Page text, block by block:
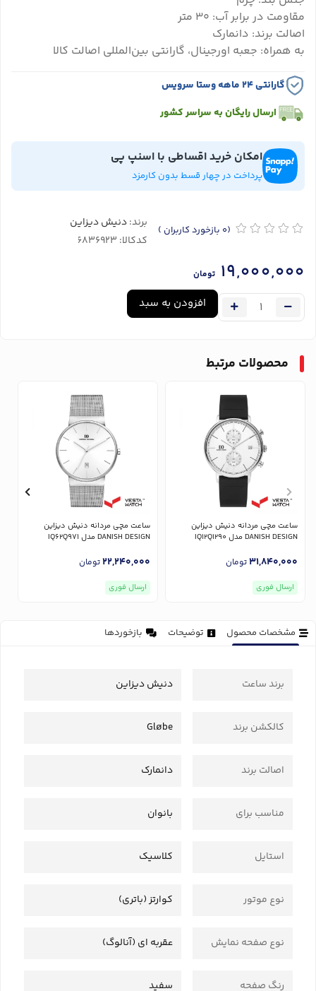
مقاومت در برابر آب: 30 متر
اصالت برند: دانمارک
به همراه: جعبه اورجینال، گارانتی بین‌المللی اصالت کالا
گارانتی ۲۴ ماهه وستا سرویس
ارسال رایگان به سراسر کشور
امکان خرید اقساطی با اسنپ پی
پرداخت در چهار قسط بدون کارمزد
(0 بازخورد کاربران ) برند:دنیش دیزاین
کدکالا:
19,000,000 تومان
افزودن به سبد
محصولات مرتبط
ساعت مچی مردانه دنیش دیزاین
DANISH DESIGN مدل IQ12Q1290
31,840,000تومان
ارسال فوری
ساعت مچی مردانه دنیش دیزاین
DANISH DESIGN مدل IQ62Q971
22,240,000تومان
ارسال فوری
مشخصات محصول توضیحات بازخوردها
برند ساعت دنیش دیزاین
کالکشن برند Gløbe
اصالت برند دانمارک
مناسب برای بانوان
استایل کلاسیک
نوع موتور کوارتز (باتری)
نوع صفحه نمایش عقربه ای (آنالوگ)
رنگ صفحه سفید